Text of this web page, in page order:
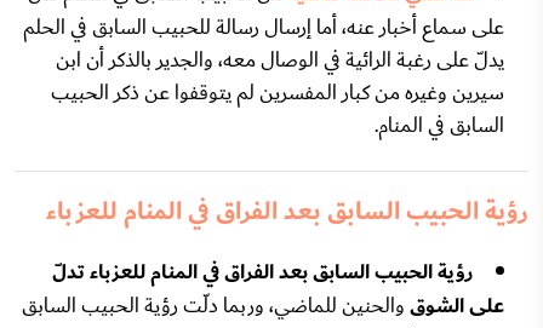
على سماع أخبار عنه، أما إرسال رسالة للحبيب السابق في الحلم
يدلّ على رغبة الرائية في الوصال معه، والجدير بالذكر أن ابن
سيرين وغيره من كبار المفسرين لم يتوقفوا عن ذكر الحبيب
السابق في المنام.
رؤية الحبيب السابق بعد الفراق في المنام للعزباء
رؤية الحبيب السابق بعد الفراق في المنام للعزباءتدلّ
على الشوقوالحنين للماضي، وربما دلّت رؤية الحبيب السابق